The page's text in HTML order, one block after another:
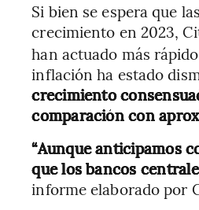
Si bien se espera que
crecimiento en 2023,
han actuado más
inflación ha estado
crecimiento
comparación con
“Aunque anticipamos
que los bancos
informe elaborado por